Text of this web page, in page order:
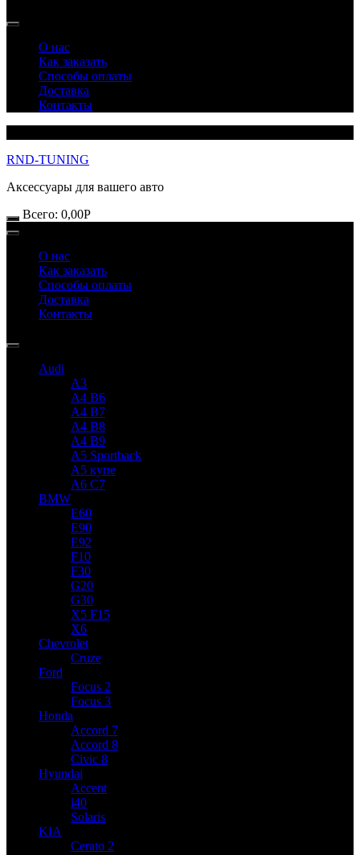
О нас
Как заказать
Способы оплаты
Доставка
Контакты
RND-TUNING
Аксессуары для вашего авто
Всего: 0,00Р
О нас
Как заказать
Способы оплаты
Доставка
Контакты
Audi
A3
A4 B6
A4 B7
A4 B8
A4 B9
A5 Sportback
A5 купе
A6 C7
BMW
E60
E90
E92
F10
F30
G20
G30
X5 F15
X6
Chevrolet
Cruze
Ford
Focus 2
Focus 3
Honda
Accord 7
Accord 8
Civic 8
Hyundai
Accent
i40
Solaris
KIA
Cerato 2